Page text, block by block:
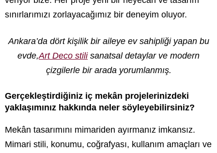
sınırlarımızı zorlayacağımız bir deneyim oluyor.
Ankara’da dört kişilik bir aileye ev sahipliği yapan bu
evde,Art Deco stilisanatsal detaylar ve modern
çizgilerle bir arada yorumlanmış.
Gerçekleştirdiğiniz iç mekân projelerinizdeki
yaklaşımınız hakkında neler söyleyebilirsiniz?
Mekân tasarımını mimariden ayırmanız imkansız.
Mimari stili, konumu, coğrafyası, kullanım amaçları ve